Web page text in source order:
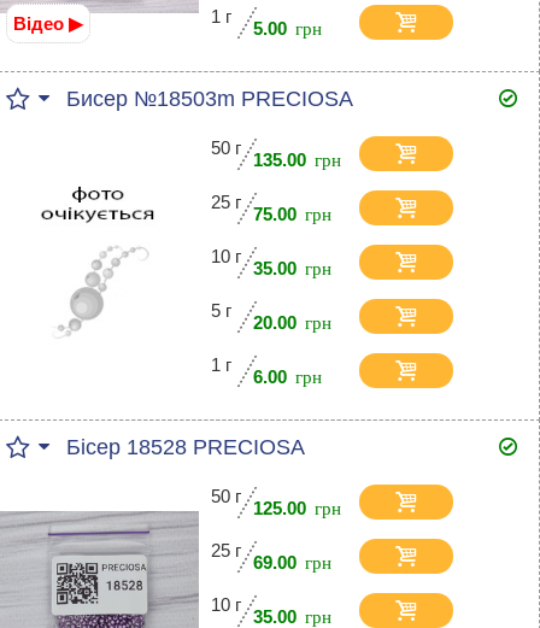
Відео ▶ 1 г
5.00
Бисер №18503m PRECIOSA
50 г
135.00
25 г
75.00
10 г
35.00
5 г
20.00
1 г
6.00
Бісер 18528 PRECIOSA
50 г
125.00
25 г
69.00
10 г
35.00